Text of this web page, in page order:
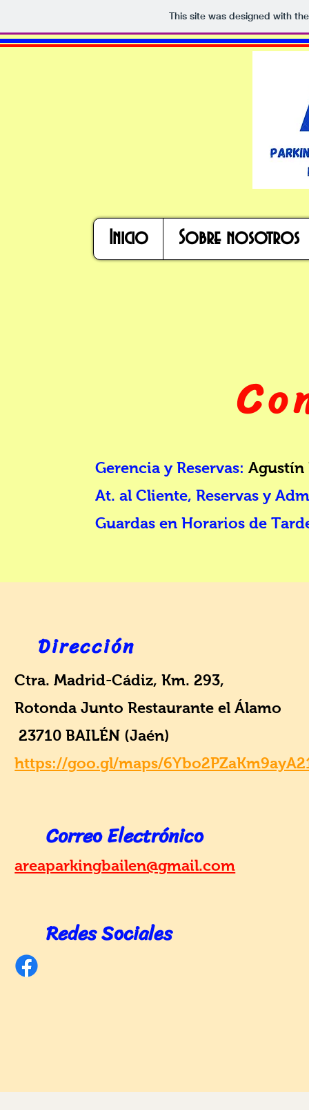
This site was designed with
Inicio Sobre nosotros
C
Gerencia y Reservas: Agustín
At. al Cliente, Reservas y
Guardas en Horarios de
Dirección
Ctra. Madrid-Cádiz, Km. 293,
Rotonda Junto Restaurante el Álamo
23710 BAILÉN (Jaén)
https://goo.gl/maps/
Correo Electrónico
areaparkingbailen@gmail.com
Redes Sociales